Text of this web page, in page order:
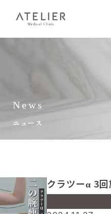
News
ニュース
クラツーα 3